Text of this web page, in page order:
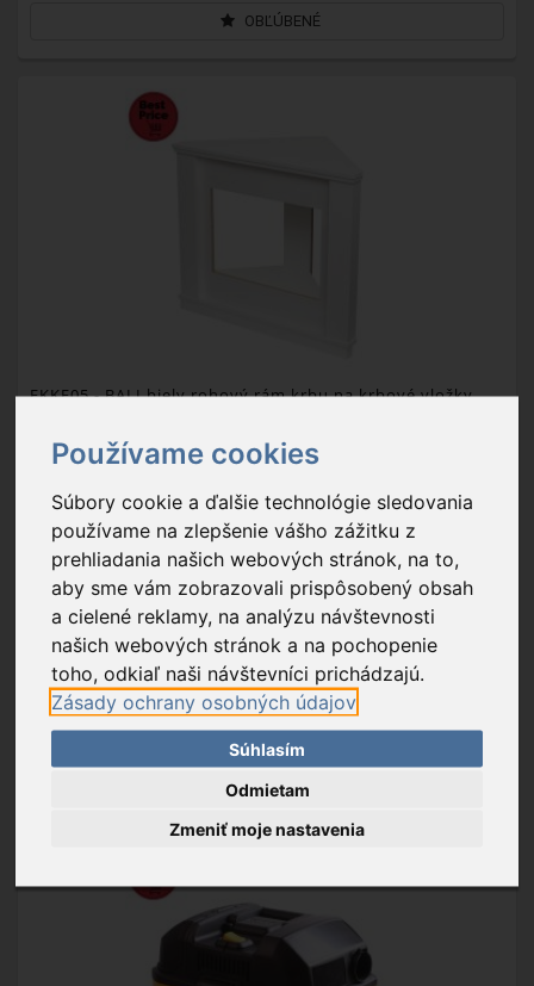
Používame cookies
Súbory cookie a ďalšie technológie sledovania
používame na zlepšenie vášho zážitku z
prehliadania našich webových stránok, na to,
aby sme vám zobrazovali prispôsobený obsah
a cielené reklamy, na analýzu návštevnosti
našich webových stránok a na pochopenie
toho, odkiaľ naši návštevníci prichádzajú.
Zásady ochrany osobných údajov
Súhlasím
Odmietam
Zmeniť moje nastavenia
OBĽÚBENÉ
FKKF05- BALI biely rohový rám krbu na krbové vložky
239,90 €
Na sklade
farba: biela farba; materiál: laminované drevotrieska
Balenie: 1 ks
Exportný kartón: 1 ks
PRIDAŤ DO KOŠÍKA